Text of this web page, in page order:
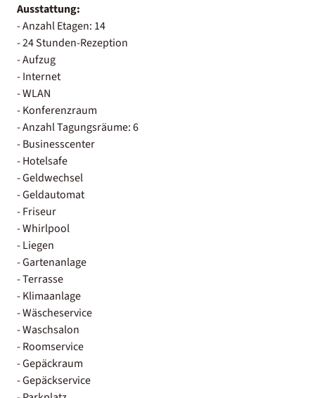
Ausstattung:
- Anzahl Etagen: 14
- 24 Stunden-Rezeption
- Aufzug
- Internet
- WLAN
- Konferenzraum
- Anzahl Tagungsräume: 6
- Businesscenter
- Hotelsafe
- Geldwechsel
- Geldautomat
- Friseur
- Whirlpool
- Liegen
- Gartenanlage
- Terrasse
- Klimaanlage
- Wäscheservice
- Waschsalon
- Roomservice
- Gepäckraum
- Gepäckservice